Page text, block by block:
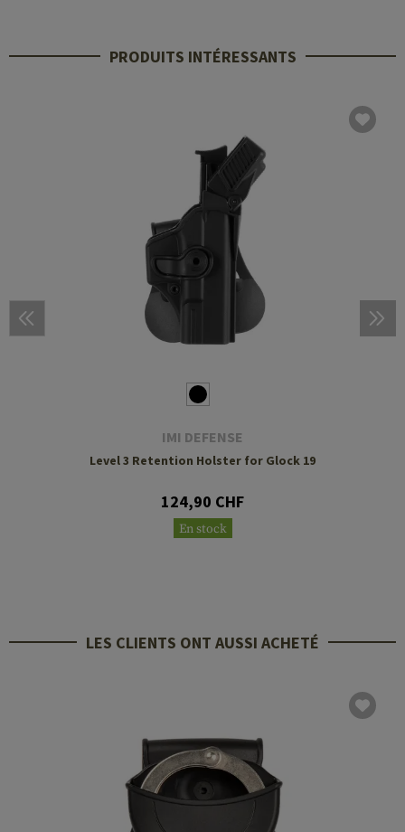
PRODUITS INTÉRESSANTS
IMI DEFENSE
Level 3 Retention Holster for Glock 19
124,90 CHF
En stock
LES CLIENTS ONT AUSSI ACHETÉ